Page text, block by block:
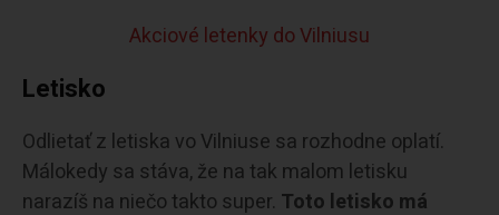
Akciové letenky do Vilniusu
Letisko
Odlietať z letiska vo Vilniuse sa rozhodne oplatí.
Málokedy sa stáva, že na tak malom letisku
narazíš na niečo takto super. Toto letisko má